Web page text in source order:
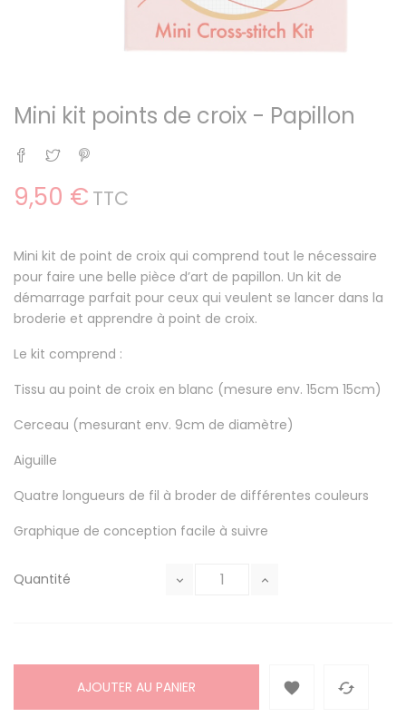
Mini kit points de croix - Papillon
Partager
Tweet
9,50 € TTC
Mini kit de point de croix qui comprend tout le nécessaire
pour faire une belle pièce d’art de papillon. Un kit de
démarrage parfait pour ceux qui veulent se lancer dans la
broderie et apprendre à point de croix.
Le kit comprend :
Tissu au point de croix en blanc (mesure env. 15cm 15cm)
Cerceau (mesurant env. 9cm de diamètre)
Aiguille
Quatre longueurs de fil à broder de différentes couleurs
Graphique de conception facile à suivre
Quantité
AJOUTER AU PANIER  